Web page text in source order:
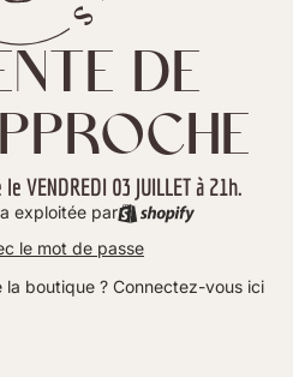
de
VENDREDI 03 JUILLET à 21h.
exploitée par
le mot de passe
la boutique ? Connectez-vous ici